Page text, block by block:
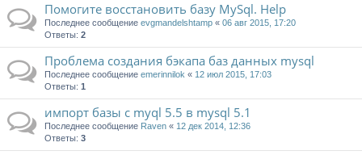
Помогите восстановить базу MySql. Help
Последнее сообщение evgmandelshtamp « 06 авг 2015, 17:20
Ответы: 2
Проблема создания бэкапа баз данных mysql
Последнее сообщение emerinnilok « 12 июл 2015, 17:03
Ответы: 1
импорт базы c myql 5.5 в mysql 5.1
Последнее сообщение Raven « 12 дек 2014, 12:36
Ответы: 3